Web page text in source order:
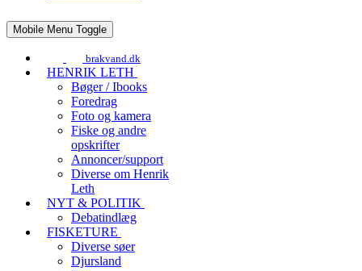
Mobile Menu Toggle
brakvand.dk
HENRIK LETH
Bøger / Ibooks
Foredrag
Foto og kamera
Fiske og andre
opskrifter
Annoncer/support
Diverse om Henrik
Leth
NYT & POLITIK
Debatindlæg
FISKETURE
Diverse søer
Djursland